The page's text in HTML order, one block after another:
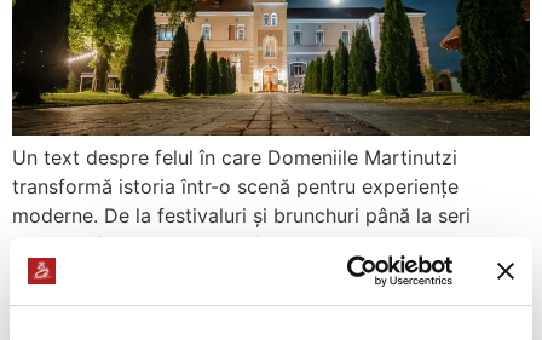
Un text despre felul în care Domeniile Martinutzi
transformă istoria într-o scenă pentru experiențe
moderne. De la festivaluri și brunchuri până la seri
tematice în aer liber, locul îmbină noblețea trecutului cu
energia prezentului. Articolul surprinde spiritul
evenimentelor care dau viață ruinelor, propunând o